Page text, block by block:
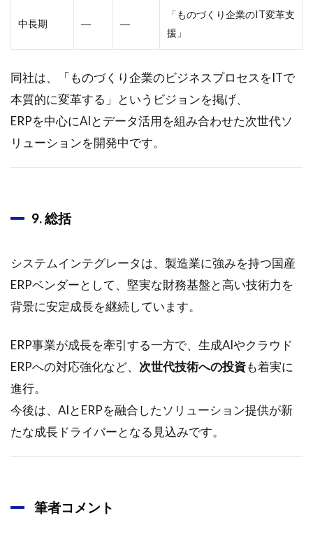
中長期 ― ―
「ものづくり企業のIT変革支
援」
同社は、「ものづくり企業のビジネスプロセスをITで
本質的に変革する」というビジョンを掲げ、
ERPを中心にAIとデータ活用を組み合わせた次世代ソ
リューションを開発中です。
9. 総括
システムインテグレータは、製造業に強みを持つ国産
ERPベンダーとして、堅実な財務基盤と高い技術力を
背景に安定成長を継続しています。
ERP事業が成長を牽引する一方で、生成AIやクラウド
ERPへの対応強化など、 次世代技術への投資も着実に
進行。
今後は、AIとERPを融合したソリューション提供が新
たな成長ドライバーとなる見込みです。
筆者コメント